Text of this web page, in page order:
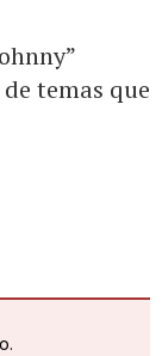
temas que